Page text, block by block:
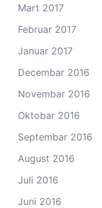
Mart 2017
Februar 2017
Januar 2017
Decembar 2016
Novembar 2016
Oktobar 2016
Septembar 2016
August 2016
Juli 2016
Juni 2016